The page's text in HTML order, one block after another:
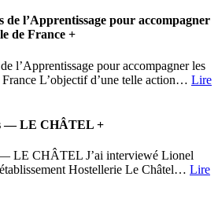
de l’Apprentissage pour accompagner
de France +
l’Apprentissage pour accompagner les
L’objectif d’une telle action… Lire
— LE CHÂTEL +
LE CHÂTEL J’ai interviewé Lionel
Hostellerie Le Châtel… Lire